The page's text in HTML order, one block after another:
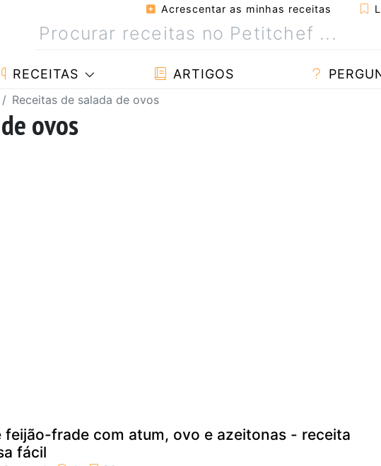
Acrescentar as minhas receitas
RECEITAS ARTIGOS
Receitas de salada de ovos
ovos
feijão-frade com atum, ovo e azeitonas - receita
fácil